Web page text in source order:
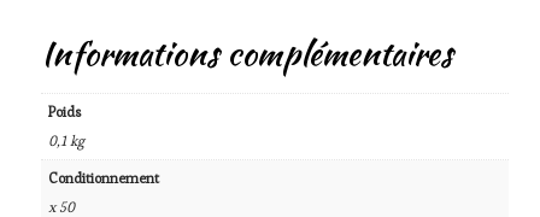
Informations complémentaires
Poids
0,1 kg
Conditionnement
x 50